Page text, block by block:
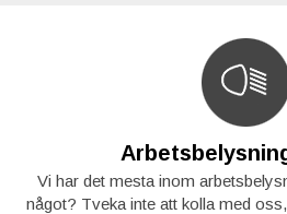
Vi har det mesta inom
något? Tveka inte att kolla med